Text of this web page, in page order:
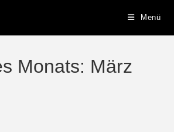
Menü
Monats: März